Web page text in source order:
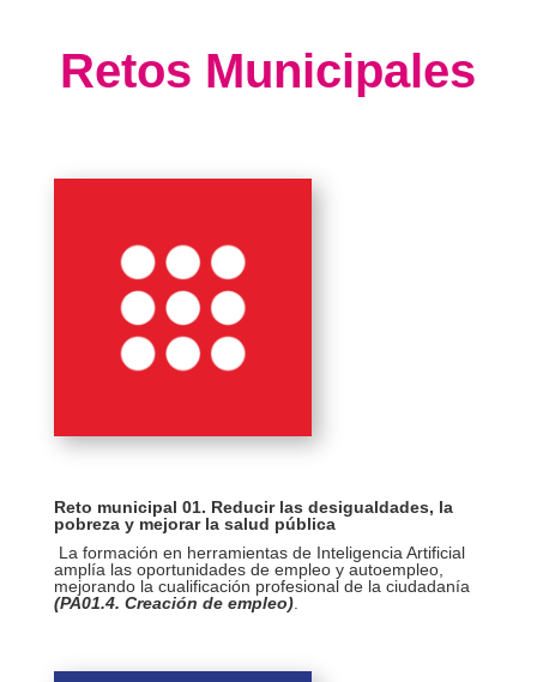
Retos Municipales
Reto municipal 01. Reducir las desigualdades, la
pobreza y mejorar la salud pública
La formación en herramientas de Inteligencia Artificial
amplía las oportunidades de empleo y autoempleo,
mejorando la cualificación profesional de la ciudadanía
(PA01.4. Creación de empleo).